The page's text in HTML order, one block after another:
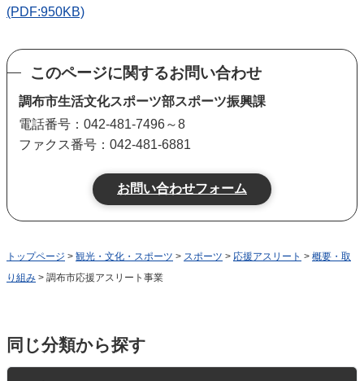
(PDF:950KB)
このページに関するお問い合わせ
調布市生活文化スポーツ部スポーツ振興課
電話番号：042-481-7496～8
ファクス番号：042-481-6881
トップページ > 観光・文化・スポーツ > スポーツ > 応援アスリート > 概要・取
り組み > 調布市応援アスリート事業
同じ分類から探す